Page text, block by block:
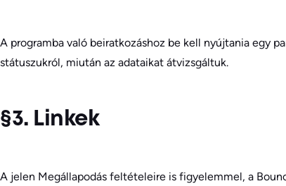
A programba való beiratkozáshoz be kell nyújtania egy
státuszukról, miután az adataikat átvizsgáltuk.
§3. Linkek
A jelen Megállapodás feltételeire is figyelemmel, a